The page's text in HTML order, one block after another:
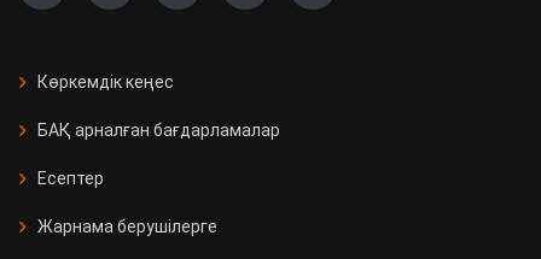
Көркемдік кеңес
БАҚ арналған бағдарламалар
Есептер
Жарнама берушілерге